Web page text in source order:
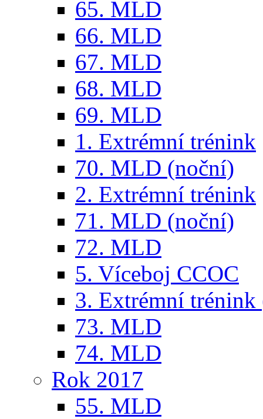
65. MLD
66. MLD
67. MLD
68. MLD
69. MLD
1. Extrémní trénink
70. MLD (noční)
2. Extrémní trénink
71. MLD (noční)
72. MLD
5. Víceboj CCOC
3. Extrémní trénink
73. MLD
74. MLD
Rok 2017
55. MLD